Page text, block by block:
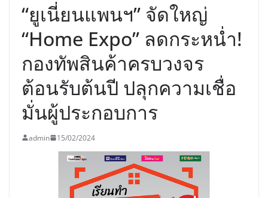
“ยูเนี่ยนแพนฯ” จัดใหญ่
“Home Expo” ลดกระหน่ำ!
กองทัพสินค้าครบวงจร
ต้อนรับต้นปี ปลุกความเชื่อ
มั่นผู้ประกอบการ
admin 15/02/2024